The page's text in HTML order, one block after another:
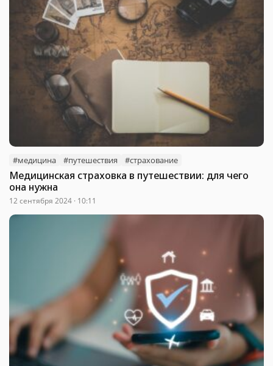
#медицина #путешествия #страхование
Медицинская страховка в путешествии: для чего
она нужна
12 сентября 2024 · 10:11